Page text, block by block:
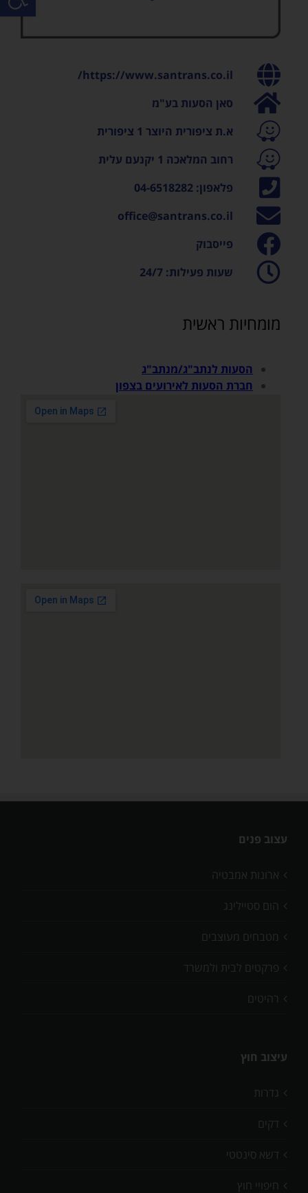
https://www.santrans.co.il/
סאן הסעות בע"מ
א.ת ציפורית היוצר 1 ציפורית
רחוב המלאכה 1 יקנעם עלית
פלאפון: 04-6518282
office@santrans.co.il
פייסבוק
שעות פעילות: 24/7
מומחיות ראשית
הסעות לנתב"ג/מנתב"ג
חברת הסעות לאירועים בצפון
עצוב פנים
ארונות אמבטיה
הום סטיילינג
מטבחים מעוצבים
פרקטים לבית ולמשרד
רהיטים
עיצוב חוץ
גדרות
דקים
דשא סינטטי
חיפויי חוץ